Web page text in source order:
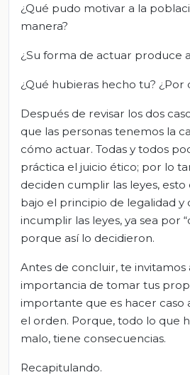
¿Qué pudo motivar a la
manera?
¿Su forma de actuar produce
¿Qué hubieras hecho tu? ¿Por
Después de revisar los dos
que las personas tenemos la
cómo actuar. Todas y todos
práctica el juicio ético; por lo
deciden cumplir las leyes, esto
bajo el principio de legalidad
incumplir las leyes, ya sea por
porque así lo decidieron.
Antes de concluir, te invitamos
importancia de tomar tus
importante que es hacer caso
el orden. Porque, todo lo que
malo, tiene consecuencias.
Recapitulando.